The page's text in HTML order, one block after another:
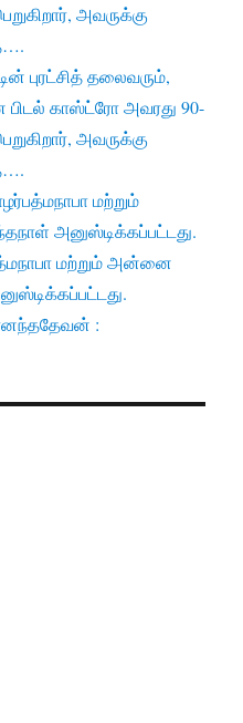
அவருக்கு
புரட்சித் தலைவரும்,
பிடல் காஸ்ட்ரோ அவரது 90-
அவருக்கு
மற்றும்
அனுஸ்டிக்கப்பட்டது.
மற்றும் அன்னை
: